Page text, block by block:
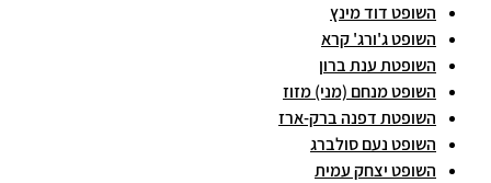
השופט דוד מינץ
השופט ג'ורג' קרא
השופטת ענת ברון
השופט מנחם (מני) מזוז
השופטת דפנה ברק-ארז
השופט נעם סולברג
השופט יצחק עמית